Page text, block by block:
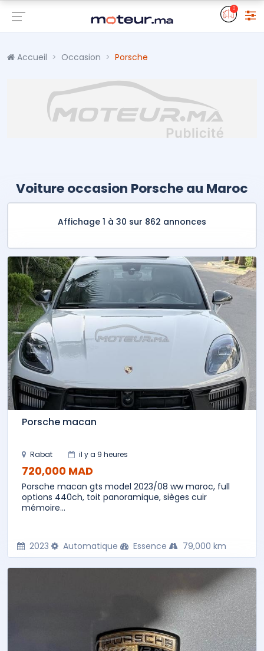
0
Accueil Occasion Porsche
Voiture occasion Porsche au Maroc
Affichage 1 à 30 sur 862 annonces
Porsche macan
Rabat il y a 9 heures
720,000 MAD
Porsche macan gts model 2023/08 ww maroc, full
options 440ch, toit panoramique, sièges cuir
mémoire...
2023 Automatique Essence 79,000 km